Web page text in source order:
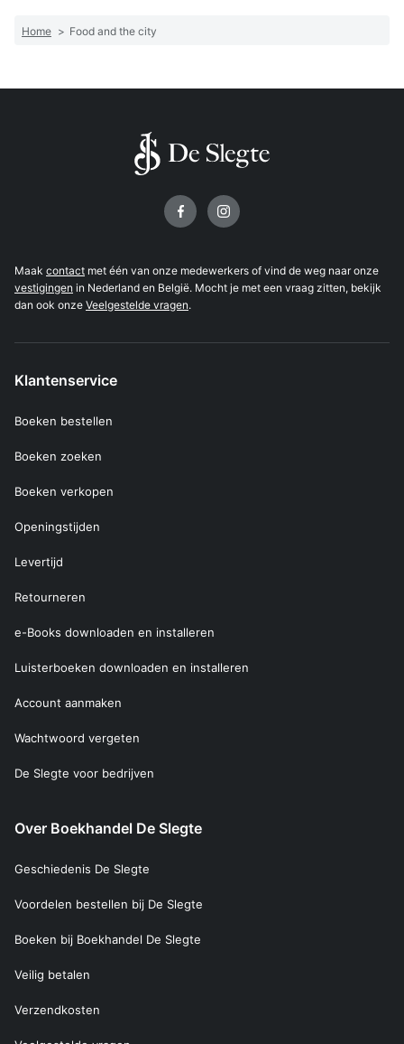
Home > Food and the city
Maak contact met één van onze medewerkers of vind de weg naar onze
vestigingen in Nederland en België. Mocht je met een vraag zitten, bekijk
dan ook onze Veelgestelde vragen.
Klantenservice
Boeken bestellen
Boeken zoeken
Boeken verkopen
Openingstijden
Levertijd
Retourneren
e-Books downloaden en installeren
Luisterboeken downloaden en installeren
Account aanmaken
Wachtwoord vergeten
De Slegte voor bedrijven
Over Boekhandel De Slegte
Geschiedenis De Slegte
Voordelen bestellen bij De Slegte
Boeken bij Boekhandel De Slegte
Veilig betalen
Verzendkosten